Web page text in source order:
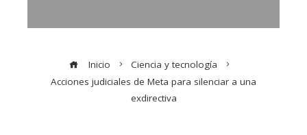
Inicio
Ciencia y tecnología
Acciones judiciales de Meta para silenciar a una
exdirectiva